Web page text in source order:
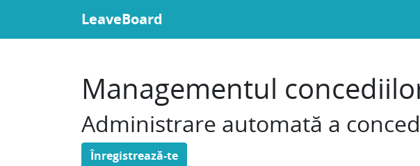
LeaveBoard
Managementul
Administrare automată a
Înregistrează-te